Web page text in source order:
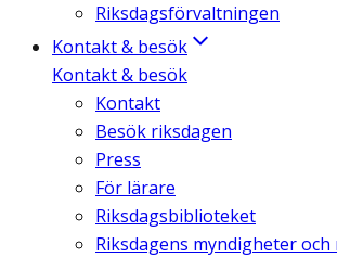
Riksdagsförvaltningen
Kontakt & besök
Kontakt & besök
Kontakt
Besök riksdagen
Press
För lärare
Riksdagsbiblioteket
Riksdagens myndigheter